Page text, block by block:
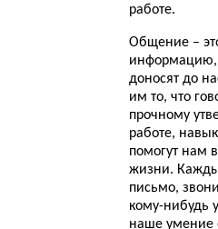
работе.
Общение –
информацию,
доносят до
им то, что
прочному
работе,
помогут нам
жизни.
письмо,
кому-нибудь
наше умение